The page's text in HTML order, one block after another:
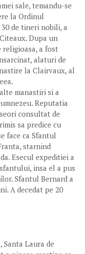
sale, temandu-se
la Ordinul
de tineri nobili, a
Dupa un
a fost
alaturi de
la Clairvaux, al
manastiri si a
Reputatia
consultat de
sa predice cu
face ca Sfantul
starnind
Esecul expeditiei a
insa el a pus
Sfantul Bernard a
A decedat pe 20
Santa Laura de